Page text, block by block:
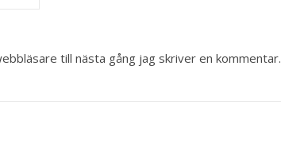
till nästa gång jag skriver en kommentar.